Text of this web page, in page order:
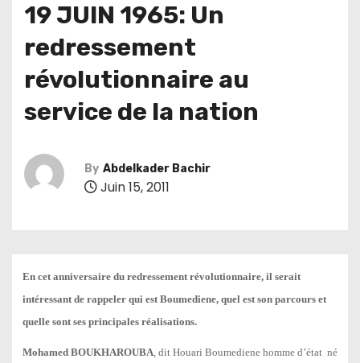
19 JUIN 1965: Un
redressement
révolutionnaire au
service de la nation
By Abdelkader Bachir
Juin 15, 2011
En cet anniversaire du redressement révolutionnaire, il serait
intéressant de rappeler qui est Boumediene, quel est son parcours et
quelle sont ses principales réalisations.
Mohamed BOUKHAROUBA, dit Houari Boumediene homme d’état né